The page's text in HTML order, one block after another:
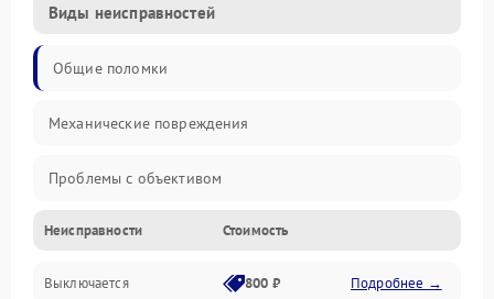
Виды неисправностей
Общие поломки
Механические повреждения
Проблемы с объективом
Электронные ошибки
Механические проблемы
Неисправности Стоимость
Выключается 800 ₽ Подробнее →